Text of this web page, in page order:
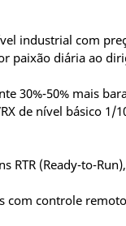
industrial com
paixão diária ao
30%-50% mais
de nível básico
RTR (Ready-to-
controle